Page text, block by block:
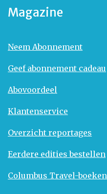
Magazine
Neem Abonnement
Geef abonnement cadeau
Abovoordeel
Klantenservice
Overzicht reportages
Eerdere edities bestellen
Columbus Travel-boeken